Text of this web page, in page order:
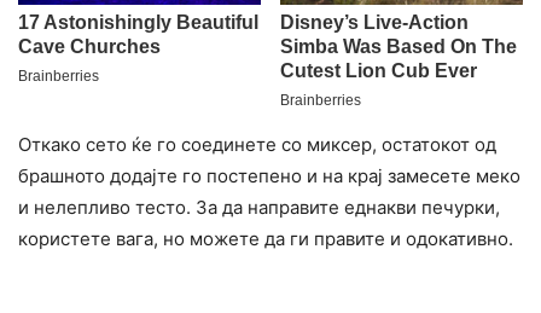
Откако сето ќе го соединете со миксер, остатокот од
брашното додајте го постепено и на крај замесете меко
и нелепливо тесто. За да направите еднакви печурки,
користете вага, но можете да ги правите и одокативно.